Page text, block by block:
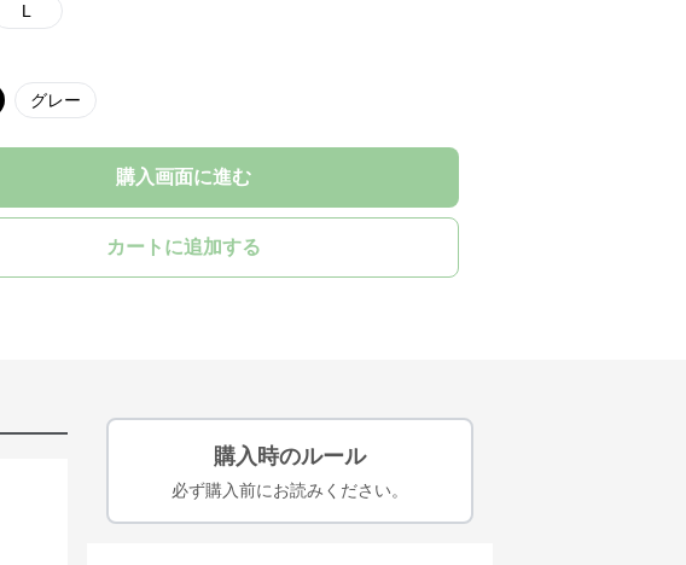
L
グレー
購入画面に進む
カートに追加する
購入時のルール
必ず購入前にお読みください。